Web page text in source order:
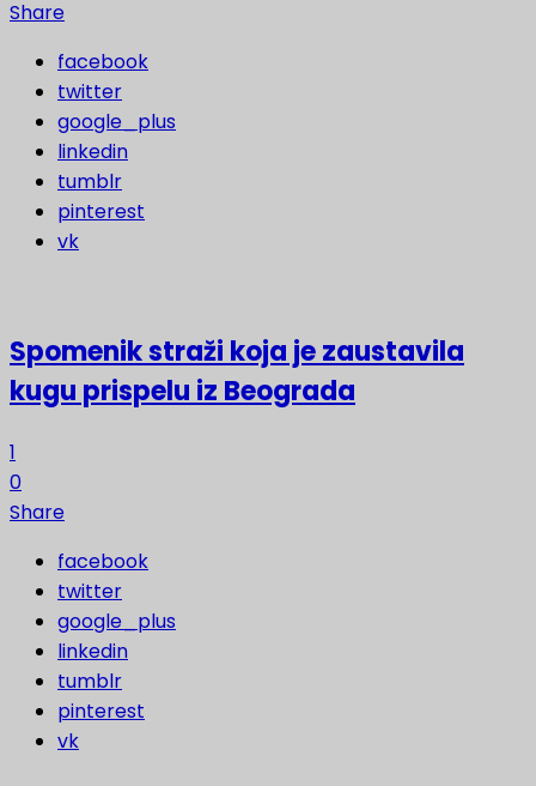
Share
facebook
twitter
google_plus
linkedin
tumblr
pinterest
vk
Spomenik straži koja je zaustavila
kugu prispelu iz Beograda
1
0
Share
facebook
twitter
google_plus
linkedin
tumblr
pinterest
vk